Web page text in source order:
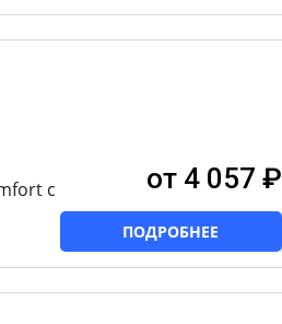
с
от 4 057 ₽
ПОДРОБНЕЕ